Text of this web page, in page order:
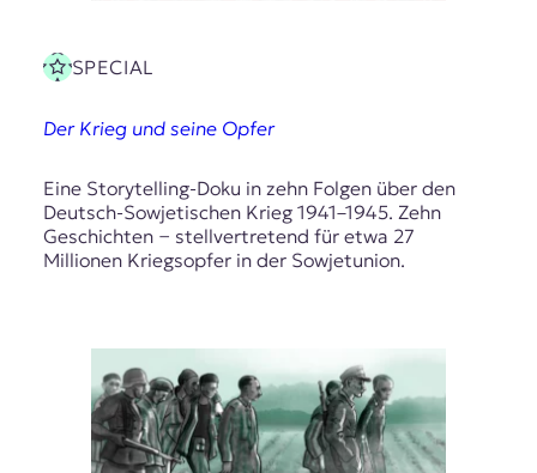
SPECIAL
Der Krieg und seine Opfer
Eine Storytelling-Doku in zehn Folgen über den
Deutsch-Sowjetischen Krieg 1941–1945. Zehn
Geschichten − stellvertretend für etwa 27
Millionen Kriegsopfer in der Sowjetunion.